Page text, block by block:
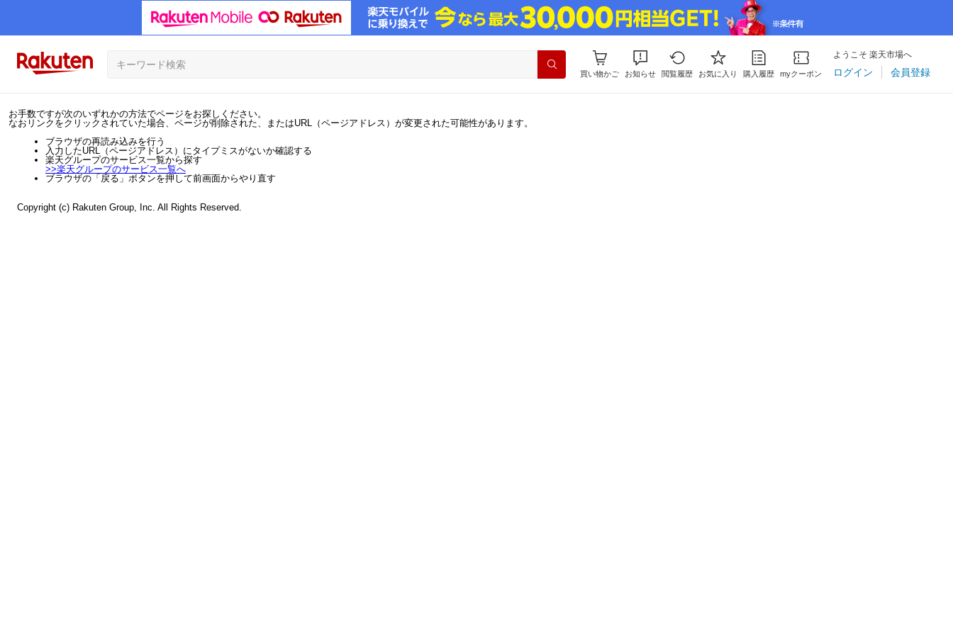
買い物かご お知らせ 閲覧履歴 お気に入り 購入履歴 myクーポン
ようこそ 楽天市場へ
ログイン 会員登録
お手数ですが次のいずれかの方法でページをお探しください。
なおリンクをクリックされていた場合、ページが削除された、またはURL（ページアドレス）が変更された可能性があります。
ブラウザの再読み込みを行う
入力したURL（ページアドレス）にタイプミスがないか確認する
楽天グループのサービス一覧から探す
>>楽天グループのサービス一覧へ
ブラウザの「戻る」ボタンを押して前画面からやり直す
Copyright (c) Rakuten Group, Inc. All Rights Reserved.